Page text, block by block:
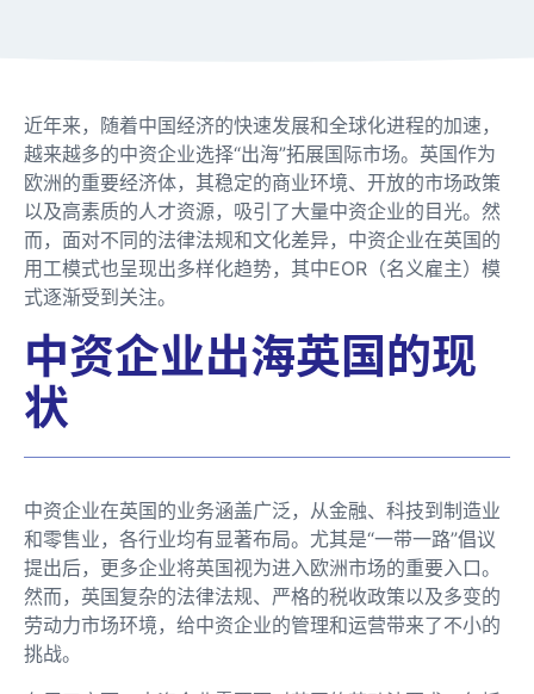
近年来，随着中国经济的快速发展和全球化进程的加速，
越来越多的中资企业选择“出海”拓展国际市场。英国作为
欧洲的重要经济体，其稳定的商业环境、开放的市场政策
以及高素质的人才资源，吸引了大量中资企业的目光。然
而，面对不同的法律法规和文化差异，中资企业在英国的
用工模式也呈现出多样化趋势，其中EOR（名义雇主）模
式逐渐受到关注。
中资企业出海英国的现
状
中资企业在英国的业务涵盖广泛，从金融、科技到制造业
和零售业，各行业均有显著布局。尤其是“一带一路”倡议
提出后，更多企业将英国视为进入欧洲市场的重要入口。
然而，英国复杂的法律法规、严格的税收政策以及多变的
劳动力市场环境，给中资企业的管理和运营带来了不小的
挑战。